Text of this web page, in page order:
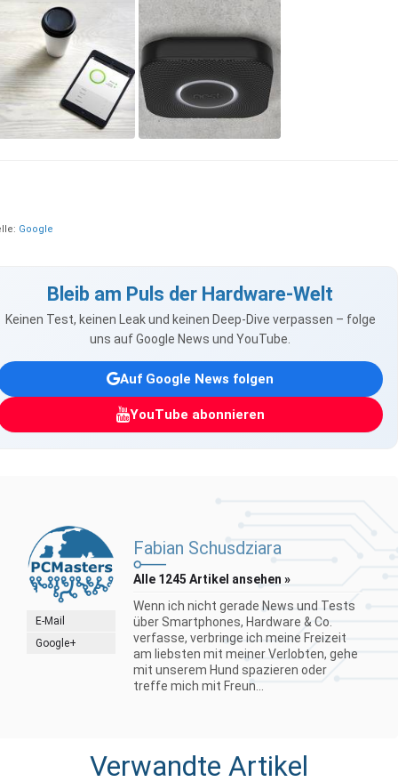
Google
Bleib am Puls der Hardware-Welt
Keinen Test, keinen Leak und keinen Deep-Dive verpassen – folge
uns auf Google News und YouTube.
Auf Google News folgen
YouTube abonnieren
E-Mail
Google+
Fabian Schusdziara
Alle 1245 Artikel ansehen »
Wenn ich nicht gerade News und Tests
über Smartphones, Hardware & Co.
verfasse, verbringe ich meine Freizeit
am liebsten mit meiner Verlobten, gehe
mit unserem Hund spazieren oder
treffe mich mit Freun...
Verwandte Artikel